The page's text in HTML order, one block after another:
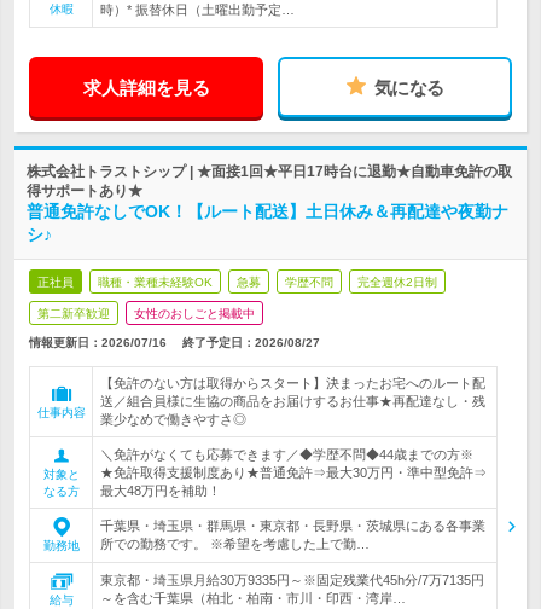
休暇
時）* 振替休日（土曜出勤予定…
求人詳細を見る 気になる
株式会社トラストシップ | ★面接1回★平日17時台に退勤★自動車免許の取
得サポートあり★
普通免許なしでOK！【ルート配送】土日休み＆再配達や夜勤ナ
シ♪
正社員 職種・業種未経験OK 急募 学歴不問 完全週休2日制
第二新卒歓迎 女性のおしごと掲載中
情報更新日：2026/07/16 終了予定日： 2026/08/27
仕事内容
【免許のない方は取得からスタート】決まったお宅へのルート配
送／組合員様に生協の商品をお届けするお仕事★再配達なし・残
業少なめで働きやすさ◎
対象と
なる方
＼免許がなくても応募できます／◆学歴不問◆44歳までの方※
★免許取得支援制度あり★普通免許⇒最大30万円・準中型免許⇒
最大48万円を補助！
勤務地
千葉県・埼玉県・群馬県・東京都・長野県・茨城県にある各事業
所での勤務です。 ※希望を考慮した上で勤…
給与
東京都・埼玉県月給30万9335円～※固定残業代45h分/7万7135円
～を含む千葉県（柏北・柏南・市川・印西・湾岸…